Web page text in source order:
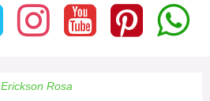
Erickson Rosa